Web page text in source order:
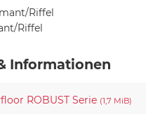
Riffel
Informationen
ROBUST Serie (1,7 MiB)